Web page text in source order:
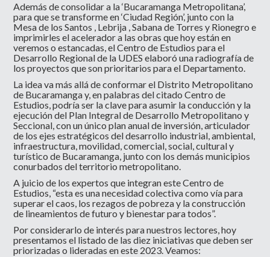
Además de consolidar a la ‘Bucaramanga Metropolitana’,
para que se transforme en ‘Ciudad Región’, junto con la
Mesa de los Santos , Lebrija , Sabana de Torres y Rionegro e
imprimirles el acelerador a las obras que hoy están en
veremos o estancadas, el Centro de Estudios para el
Desarrollo Regional de la UDES elaboró una radiografía de
los proyectos que son prioritarios para el Departamento.
La idea va más allá de conformar el Distrito Metropolitano
de Bucaramanga y, en palabras del citado Centro de
Estudios, podría ser la clave para asumir la conducción y la
ejecución del Plan Integral de Desarrollo Metropolitano y
Seccional, con un único plan anual de inversión, articulador
de los ejes estratégicos del desarrollo industrial, ambiental,
infraestructura, movilidad, comercial, social, cultural y
turístico de Bucaramanga, junto con los demás municipios
conurbados del territorio metropolitano.
A juicio de los expertos que integran este Centro de
Estudios, “esta es una necesidad colectiva como vía para
superar el caos, los rezagos de pobreza y la construcción
de lineamientos de futuro y bienestar para todos”.
Por considerarlo de interés para nuestros lectores, hoy
presentamos el listado de las diez iniciativas que deben ser
priorizadas o lideradas en este 2023. Veamos: